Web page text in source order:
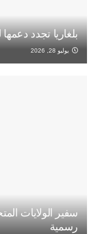
بلغاريا تجدد
يوليو 28, 2026
سفير الولايات
رسمية